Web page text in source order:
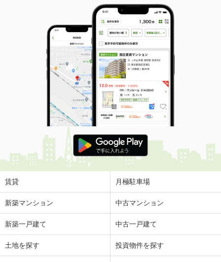
賃貸 月極駐車場
新築マンション 中古マンション
新築一戸建て 中古一戸建て
土地を探す 投資物件を探す